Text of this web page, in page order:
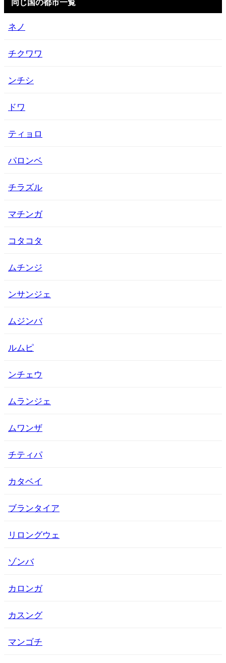
ネノ
チクワワ
ンチシ
ドワ
ティョロ
パロンベ
チラズル
マチンガ
コタコタ
ムチンジ
ンサンジェ
ムジンバ
ルムピ
ンチェウ
ムランジェ
ムワンザ
チティパ
カタベイ
ブランタイア
リロングウェ
ゾンバ
カロンガ
カスング
マンゴチ